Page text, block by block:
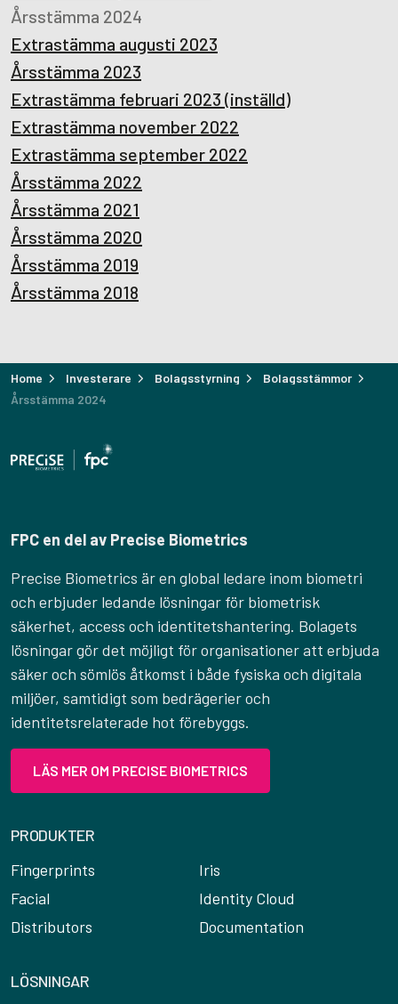
Årsstämma 2024
Extrastämma augusti 2023
Årsstämma 2023
Extrastämma februari 2023 (inställd)
Extrastämma november 2022
Extrastämma september 2022
Årsstämma 2022
Årsstämma 2021
Årsstämma 2020
Årsstämma 2019
Årsstämma 2018
Home Investerare Bolagsstyrning
Bolagsstämmor
Årsstämma 2024
FPC en del av Precise Biometrics
Precise Biometrics är en global ledare inom biometri
och erbjuder ledande lösningar för biometrisk
säkerhet, access och identitetshantering. Bolagets
lösningar gör det möjligt för organisationer att erbjuda
säker och sömlös åtkomst i både fysiska och digitala
miljöer, samtidigt som bedrägerier och
identitetsrelaterade hot förebyggs.
LÄS MER OM PRECISE BIOMETRICS
PRODUKTER
Fingerprints
Iris
Facial
Identity Cloud
Distributors
Documentation
LÖSNINGAR